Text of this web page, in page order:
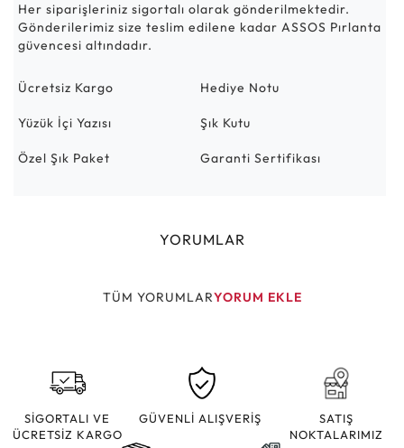
Her siparişleriniz sigortalı olarak gönderilmektedir.
Gönderilerimiz size teslim edilene kadar ASSOS Pırlanta
güvencesi altındadır.
Ücretsiz Kargo Hediye Notu
Yüzük İçi Yazısı Şık Kutu
Özel Şık Paket Garanti Sertifikası
YORUMLAR
TÜM YORUMLARYORUM EKLE
SİGORTALI VE
ÜCRETSİZ KARGO
GÜVENLİ ALIŞVERİŞ
SATIŞ
NOKTALARIMIZ